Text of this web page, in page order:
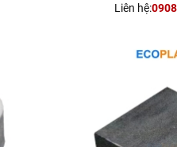
Liên hệ: